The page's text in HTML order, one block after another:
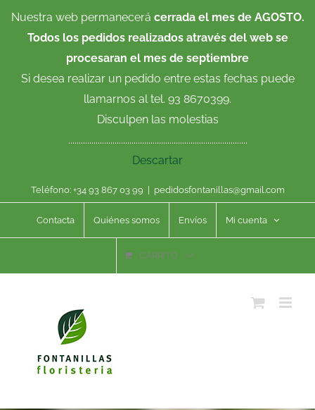
Nuestra web permanecerá cerrada el mes de AGOSTO.
Todos los pedidos realizados através del web se
procesaran el mes de septiembre
Si desea realizar un pedido entre estas fechas puede
llamarnos al tel. 93 8670399.
Disculpen las molestias
.....................................................................................
Descartar
Teléfono: +34 93 867 03 99 pedidosfontanillas@gmail.com
Contacta Quiénes somos Envíos Mi cuenta
CARRITO